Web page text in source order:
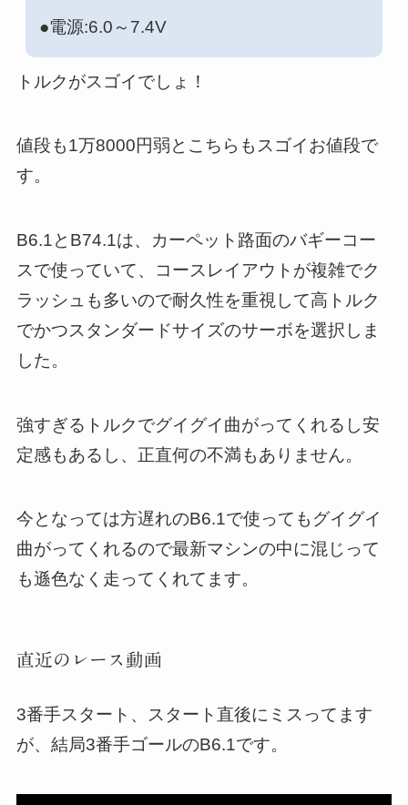
●電源:6.0～7.4V
トルクがスゴイでしょ！
値段も1万8000円弱とこちらもスゴイお値段で
す。
B6.1とB74.1は、カーペット路面のバギーコー
スで使っていて、コースレイアウトが複雑でク
ラッシュも多いので耐久性を重視して高トルク
でかつスタンダードサイズのサーボを選択しま
した。
強すぎるトルクでグイグイ曲がってくれるし安
定感もあるし、正直何の不満もありません。
今となっては方遅れのB6.1で使ってもグイグイ
曲がってくれるので最新マシンの中に混じって
も遜色なく走ってくれてます。
直近のレース動画
3番手スタート、スタート直後にミスってます
が、結局3番手ゴールのB6.1です。